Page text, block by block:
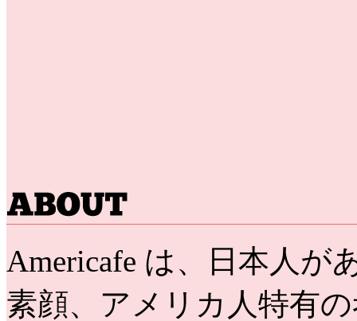
Americafe は、日本人が
素顔、アメリカ人特有